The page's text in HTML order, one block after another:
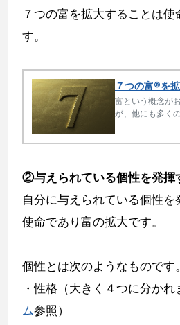
７つの富を拡大することは
す。
７つの富®を
富という概念が
が、他にも多く
②与えられている個性を発揮
自分に与えられている個性
使命であり富の拡大です。
個性とは次のようなものです。
・性格（大きく４つに分かれ
ム参照）